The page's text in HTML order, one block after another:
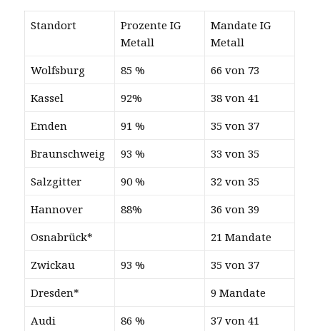
Standort
Prozente IG
Metall
Mandate IG
Metall
Wolfsburg
85 %
66 von 73
Kassel
92%
38 von 41
Emden
91 %
35 von 37
Braunschweig
93 %
33 von 35
Salzgitter
90 %
32 von 35
Hannover
88%
36 von 39
Osnabrück*
21 Mandate
Zwickau
93 %
35 von 37
Dresden*
9 Mandate
Audi
86 % 37 von 41